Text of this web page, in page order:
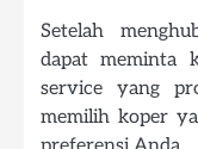
Setelah
dapat meminta
service yang
memilih koper